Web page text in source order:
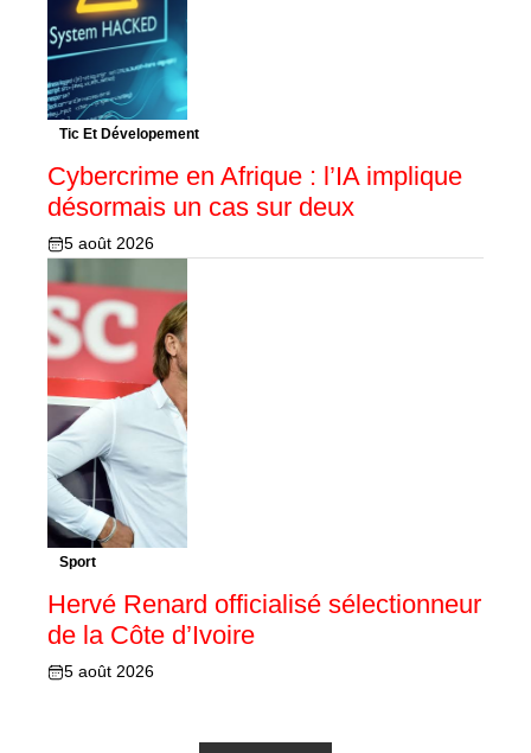
Tic Et Dévelopement
Cybercrime en Afrique : l’IA implique
désormais un cas sur deux
5 août 2026
Sport
Hervé Renard officialisé sélectionneur
de la Côte d’Ivoire
5 août 2026